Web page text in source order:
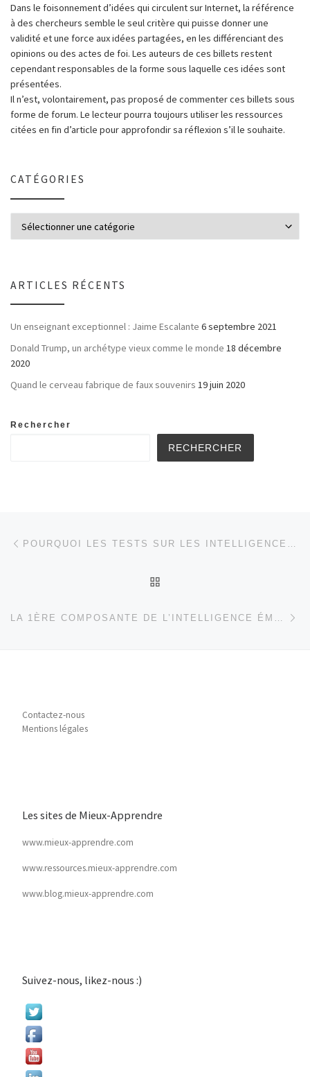
Dans le foisonnement d’idées qui circulent sur Internet, la référence
à des chercheurs semble le seul critère qui puisse donner une
validité et une force aux idées partagées, en les différenciant des
opinions ou des actes de foi. Les auteurs de ces billets restent
cependant responsables de la forme sous laquelle ces idées sont
présentées.
Il n’est, volontairement, pas proposé de commenter ces billets sous
forme de forum. Le lecteur pourra toujours utiliser les ressources
citées en fin d’article pour approfondir sa réflexion s’il le souhaite.
CATÉGORIES
ARTICLES RÉCENTS
Un enseignant exceptionnel : Jaime Escalante 6 septembre 2021
Donald Trump, un archétype vieux comme le monde 18 décembre
2020
Quand le cerveau fabrique de faux souvenirs 19 juin 2020
Rechercher
RECHERCHER
Parcourir les articles
Contactez-nous
Mentions légales
Les sites de Mieux-Apprendre
www.mieux-apprendre.com
www.ressources.mieux-apprendre.com
www.blog.mieux-apprendre.com
Suivez-nous, likez-nous :)